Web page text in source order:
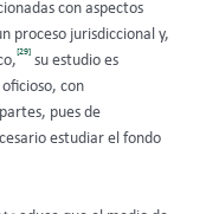
con aspectos
proceso jurisdiccional y,
[29]
su estudio es
con
pues de
estudiar el fondo